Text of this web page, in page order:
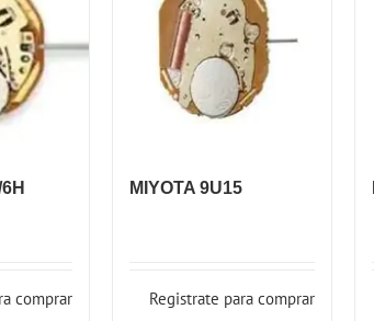
comprar
MIYOTA 9U15
Registrate para comprar